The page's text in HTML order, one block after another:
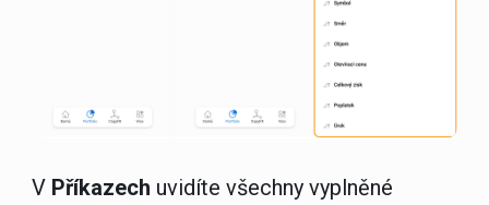
V Příkazech uvidíte všechny vyplněné